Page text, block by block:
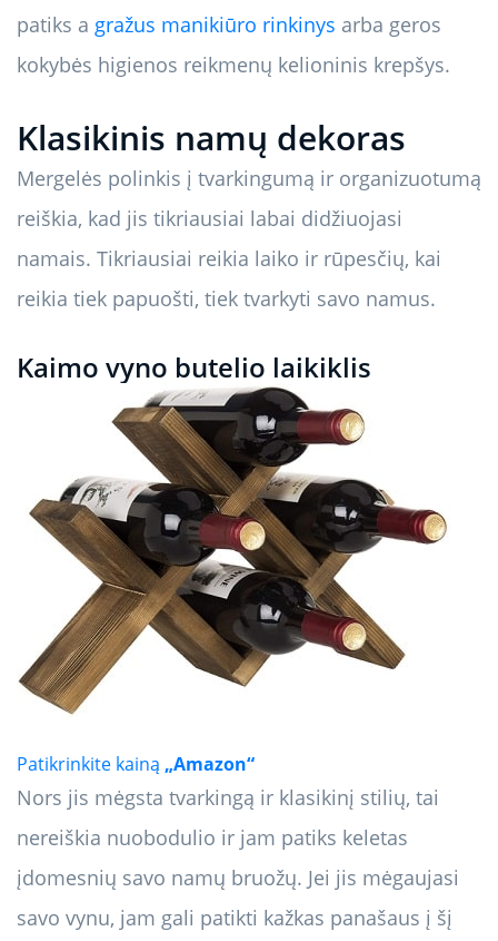
patiks a gražus manikiūro rinkinys arba geros
kokybės higienos reikmenų kelioninis krepšys.
Klasikinis namų dekoras
Mergelės polinkis į tvarkingumą ir organizuotumą
reiškia, kad jis tikriausiai labai didžiuojasi
namais. Tikriausiai reikia laiko ir rūpesčių, kai
reikia tiek papuošti, tiek tvarkyti savo namus.
Kaimo vyno butelio laikiklis
Patikrinkite kainą „Amazon“
Nors jis mėgsta tvarkingą ir klasikinį stilių, tai
nereiškia nuobodulio ir jam patiks keletas
įdomesnių savo namų bruožų. Jei jis mėgaujasi
savo vynu, jam gali patikti kažkas panašaus į šį